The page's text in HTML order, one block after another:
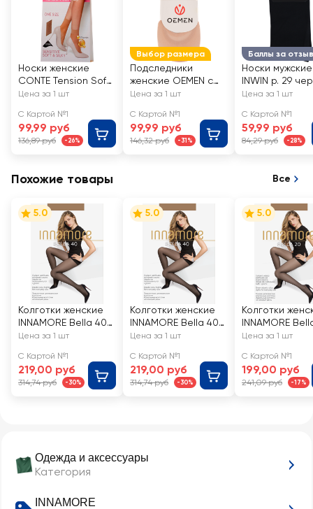
Одежда и аксессуары
Категория
INNAMORE
Носки женские
CONTE Tension Soft
40 den, natural, Арт.
Цена за 1 шт
С Картой №1
99,99 руб
136,89 руб -26%
Выбор размера
Подследники
женские OEMEN с
силиконовой
бежевые, Арт.
KP006
Цена за 1 шт
С Картой №1
99,99 руб
146,32 руб -31%
Баллы за отзыв
Носки мужские
INWIN р. 29
Арт. BMS02-01
Цена за 1 шт
С Картой №1
59,99 руб
84,29 руб -28%
Похожие товары Все
5.0
Колготки женские
INNAMORE Bella 40
den daino 2
Цена за 1 шт
С Картой №1
219,00 руб
314,74 руб -30%
5.0
Колготки женские
INNAMORE Bella 40
den daino 5
Цена за 1 шт
С Картой №1
219,00 руб
314,74 руб -30%
5.0
Колготки
INNAMORE
den daino 5
Цена за 1 шт
С Картой №1
199,00 руб
241,09 руб -17%